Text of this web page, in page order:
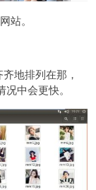
站。
地排列在那，
中会更快。